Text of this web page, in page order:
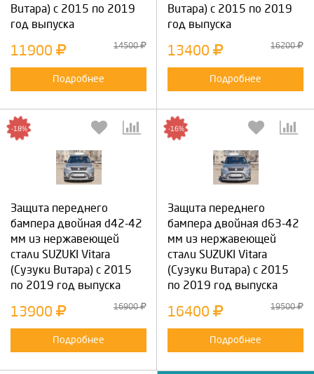
Витара) с 2015 по 2019
год выпуска
11900 14500
Подробнее
Витара) с 2015 по 2019
год выпуска
13400 16200
Подробнее
Защита переднего
бампера двойная d42-42
мм из нержавеющей
стали SUZUKI Vitara
(Сузуки Витара) с 2015
по 2019 год выпуска
-18%
13900 16900
Подробнее
Защита переднего
бампера двойная d63-42
мм из нержавеющей
стали SUZUKI Vitara
(Сузуки Витара) с 2015
по 2019 год выпуска
-16%
16400 19500
Подробнее